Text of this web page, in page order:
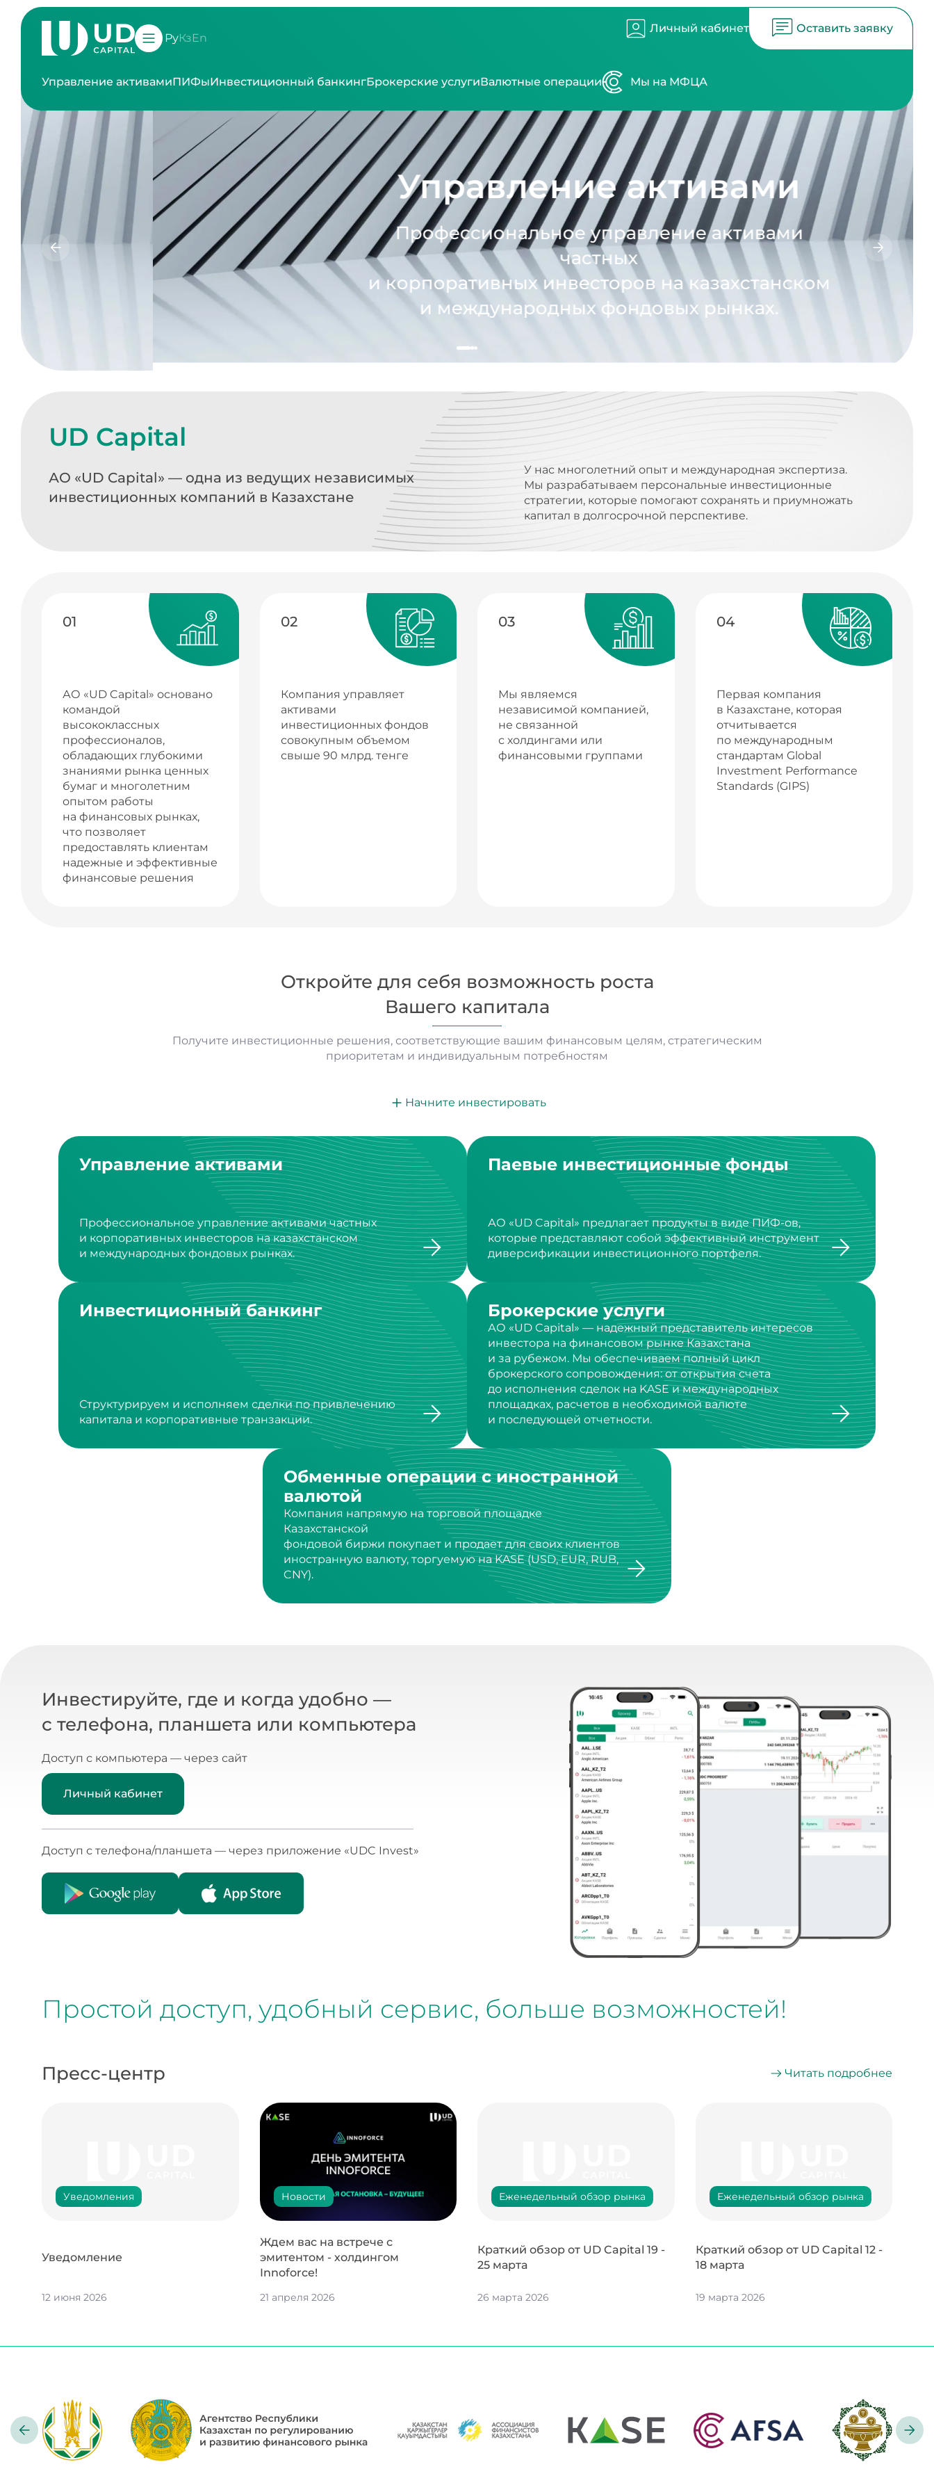
РуКзEn
Личный кабинет Оставить заявку
Управление активамиПИФыИнвестиционный банкингБрокерские услугиВалютные операции Мы на МФЦА
Управление активами
Профессиональное управление активами
частных
и корпоративных инвесторов на казахстанском
и международных фондовых рынках.
UD Capital
АО «UD Capital» — одна из ведущих независимых
инвестиционных компаний в Казахстане
Мы разрабатываем персональные инвестиционные
стратегии, которые помогают сохранять и приумножать
капитал в долгосрочной перспективе.
01
командой
высококлассных
профессионалов,
обладающих глубокими
знаниями рынка ценных
бумаг и многолетним
опытом работы
на финансовых рынках,
что позволяет
предоставлять клиентам
надежные и эффективные
финансовые решения
02
активами
инвестиционных фондов
совокупным объемом
свыше 90 млрд. тенге
03
независимой компанией,
не связанной
с холдингами или
финансовыми группами
04
в Казахстане, которая
отчитывается
по международным
стандартам Global
Investment Performance
Standards (GIPS)
Откройте для себя возможность роста
Вашего капитала
приоритетам и индивидуальным потребностям
Управление активами
Профессиональное управление активами частных
и корпоративных инвесторов на казахстанском
и международных фондовых рынках.
Паевые инвестиционные фонды
АО «UD Capital» предлагает продукты в виде ПИФ-ов,
которые представляют собой эффективный инструмент
диверсификации инвестиционного портфеля.
Инвестиционный банкинг
Структурируем и исполняем сделки по привлечению
капитала и корпоративные транзакции.
Брокерские услуги
АО «UD Capital» — надежный представитель интересов
инвестора на финансовом рынке Казахстана
и за рубежом. Мы обеспечиваем полный цикл
брокерского сопровождения: от открытия счета
до исполнения сделок на KASE и международных
площадках, расчетов в необходимой валюте
и последующей отчетности.
Обменные операции с иностранной
валютой
Компания напрямую на торговой площадке
Казахстанской
фондовой биржи покупает и продает для своих клиентов
иностранную валюту, торгуемую на KASE (USD, EUR, RUB,
CNY).
Инвестируйте, где и когда удобно —
с телефона, планшета или компьютера
Доступ с телефона/планшета — через приложение «UDC Invest»
Простой доступ, удобный сервис, больше возможностей!
Пресс-центр
Уведомления Новости
эмитентом - холдингом
Innoforce!
Еженедельный обзор рынка
25 марта
Еженедельный обзор рынка
18 марта